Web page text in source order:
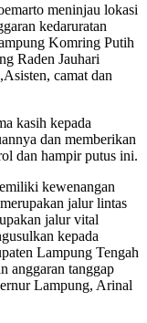
meninjau lokasi
kedaruratan
Komring Putih
Raden Jauhari
camat dan
kasih kepada
dan memberikan
dan hampir putus ini.
kewenangan
jalur lintas
jalur vital
kepada
Lampung Tengah
anggaran tanggap
Lampung, Arinal